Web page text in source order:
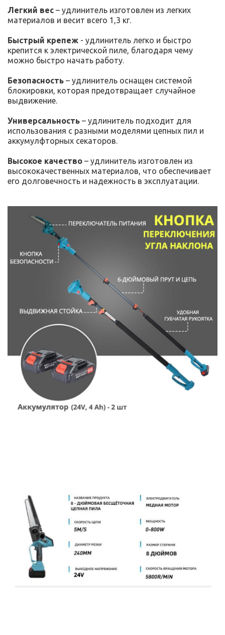
Легкий вес – удлинитель изготовлен из легких
материалов и весит всего 1,3 кг.
Быстрый крепеж - удлинитель легко и быстро
крепится к электрической пиле, благодаря чему
можно быстро начать работу.
Безопасность – удлинитель оснащен системой
блокировки, которая предотвращает случайное
выдвижение.
Универсальность – удлинитель подходит для
использования с разными моделями цепных пил и
аккумулфторных секаторов.
Высокое качество – удлинитель изготовлен из
высококачественных материалов, что обеспечивает
его долговечность и надежность в эксплуатации.